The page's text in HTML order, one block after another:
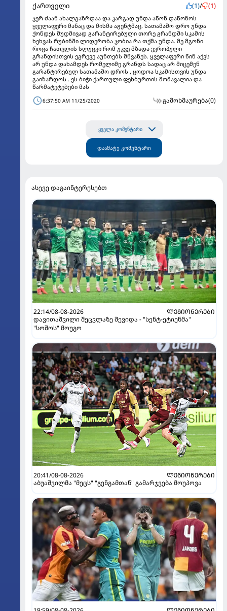
ქართველი (1)/ (1)
ჯერ ძაან ახალგაზრდაა და კარგად უნდა აწონ დაწონოს
ყველაფერი მანაც და მისმა აგენტმაც. სათამაშო დრო უნდა
ქონდეს მუდმივად გარანტირებული თორე გრანდში სკამის
ხეხვას რუბინში ლიდერობა ჯობია რა თქმა უნდა. მე მგონი
როცა ჩათვლის სლუცკი რომ უკვე მზადა ევროპული
გრანდისთვის ეგრევე აუნთებს მწვანეს. ყველაფერი წინ აქვს
არ უნდა დახამდეს რომელიმე გრანდს სადაც არ მიცემენ
გარანტირებულ სათამაშო დროს , ცოდოა სკამისთვის უნდა
გაიზარდოს . ეს ბიჭი ქართული ფეხბურთის მომავალია და
წარმატეტებები მას
6:37:50 AM 11/25/2020 გამოხმაურება(0)
ყველა კომენტარი
დაამატე კომენტარი
ასევე დაგაინტერესებთ
22:14/08-08-2026
ᲚᲔᲒᲘᲝᲜᲔᲠᲔᲑᲘ
დავითაშვილი შეცვლაზე შევიდა - "სენტ-ეტიენმა"
"სოშოს" მოუგო
20:41/08-08-2026
ᲚᲔᲒᲘᲝᲜᲔᲠᲔᲑᲘ
აბუაშვილმა "მეცს" "გენგამთან" გამარჯვება მოუპოვა